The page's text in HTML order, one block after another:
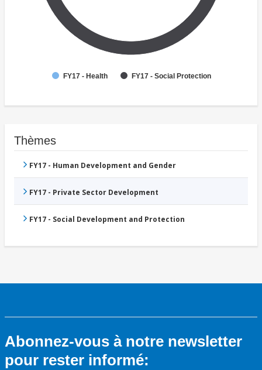
FY17 - Health FY17 - Social Protection
Thèmes
FY17 - Human Development and Gender
FY17 - Private Sector Development
FY17 - Social Development and Protection
Abonnez-vous à notre newsletter
pour rester informé: